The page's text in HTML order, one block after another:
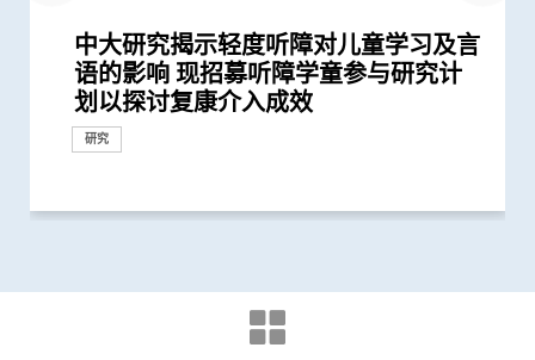
中大研究揭示轻度听障对儿童学习及言
语的影响 现招募听障学童参与研究计
划以探讨复康介入成效
研究
中大调查发现助听器有助提升听障人士
的生活质素
研究
中大医学院全球研究揭示头颈癌发病风
险存在地域差异 本港整体发病率高於
全球平均水平 全球女性发病风险趋升
研究
中大为亚洲先驱引入「刺激舌下神经植
入术」治阻塞性睡眠窒息症
研究
中大开发「磁控螺旋微机械人」治疗中
耳炎患者中耳导管菌膜感染
研究
中大港大成功开发磁力共振图像导航手
术机械人系统 经口腔准确利用激光消
融头颈癌肿瘤
研究
中大完成全球首个多专科单孔微创机械
人手术临床研究 证新技术有效深入以
往难达位置进行精准治疗
外科创新技术
中大研究发现本地每5名口咽癌患者1人
感染HPV病毒 推公众筛查以了解口腔感
染HPV情况
研究
中大研发教材提升自闭症学生社交能力
将推广至全港学校使用
健康推广计划